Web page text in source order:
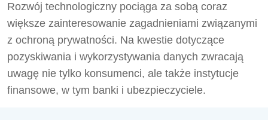
Rozwój technologiczny pociąga za sobą coraz
większe zainteresowanie zagadnieniami związanymi
z ochroną prywatności. Na kwestie dotyczące
pozyskiwania i wykorzystywania danych zwracają
uwagę nie tylko konsumenci, ale także instytucje
finansowe, w tym banki i ubezpieczyciele.